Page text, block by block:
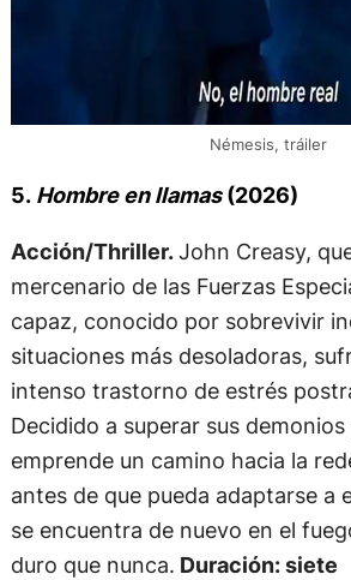
Némesis, tráiler
5. Hombre en llamas(2026)
Acción/Thriller.John Creasy,
mercenario de las Fuerzas
capaz, conocido por sobrevivir
situaciones más desoladoras,
intenso trastorno de estrés
Decidido a superar sus
emprende un camino hacia la
antes de que pueda adaptarse a
se encuentra de nuevo en el
duro que nunca. Duración: siete